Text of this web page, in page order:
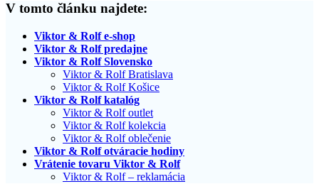
V tomto článku najdete:
Viktor & Rolf e-shop
Viktor & Rolf predajne
Viktor & Rolf Slovensko
Viktor & Rolf Bratislava
Viktor & Rolf Košice
Viktor & Rolf katalóg
Viktor & Rolf outlet
Viktor & Rolf kolekcia
Viktor & Rolf oblečenie
Viktor & Rolf otváracie hodiny
Vrátenie tovaru Viktor & Rolf
Viktor & Rolf – reklamácia